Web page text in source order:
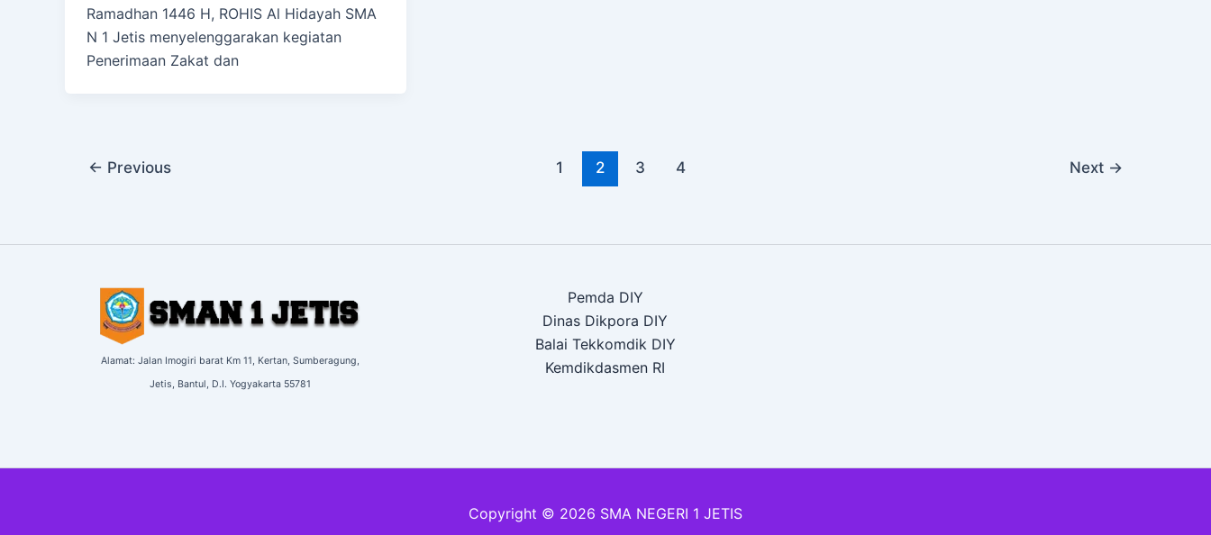
Ramadhan 1446 H, ROHIS Al Hidayah SMA
N 1 Jetis menyelenggarakan kegiatan
Penerimaan Zakat dan
← Previous 1 2 3 4 Next →
Alamat: Jalan Imogiri barat Km 11, Kertan, Sumberagung,
Jetis, Bantul, D.I. Yogyakarta 55781
Pemda DIY
Dinas Dikpora DIY
Balai Tekkomdik DIY
Kemdikdasmen RI
Copyright © 2026 SMA NEGERI 1 JETIS